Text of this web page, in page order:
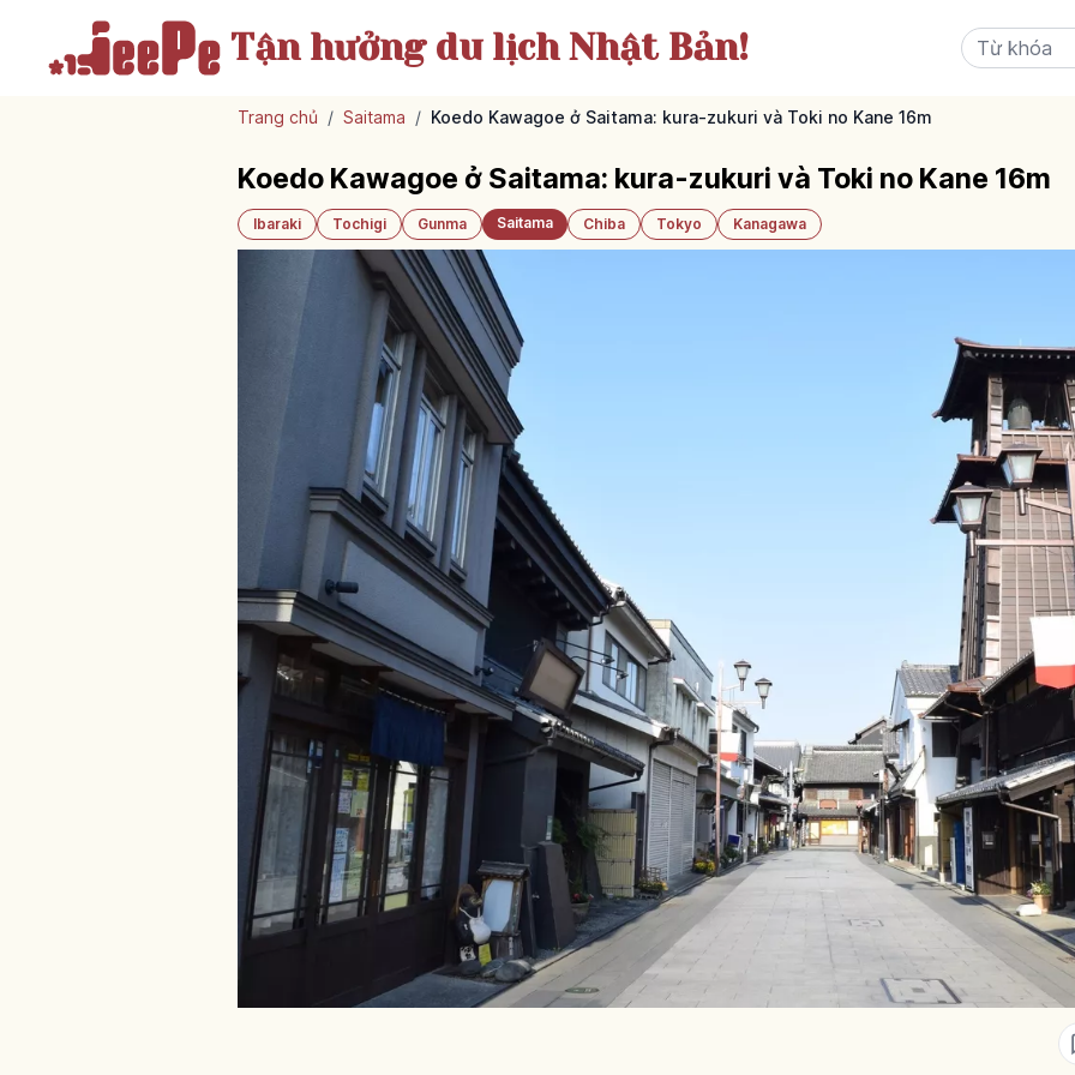
Tận hưởngdu lịch Nhật Bản!
Trang chủ / Saitama / Koedo Kawagoe ở Saitama: kura-zukuri và Toki no Kane 16m
Koedo Kawagoe ở Saitama: kura-zukuri và Toki no Kane 16m
Ibaraki Tochigi Gunma Saitama Chiba Tokyo Kanagawa